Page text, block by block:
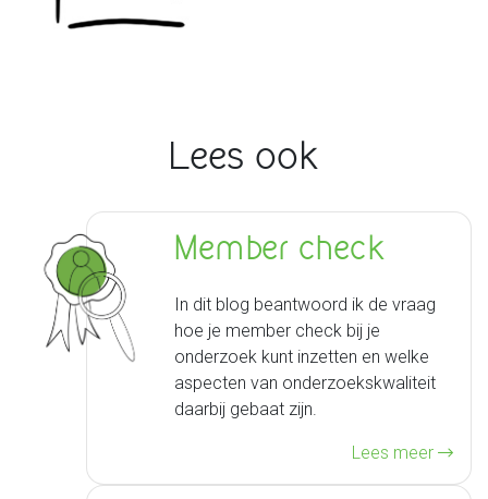
Lees ook
Member check
In dit blog beantwoord ik de vraag
hoe je member check bij je
onderzoek kunt inzetten en welke
aspecten van onderzoekskwaliteit
daarbij gebaat zijn.
Lees meer